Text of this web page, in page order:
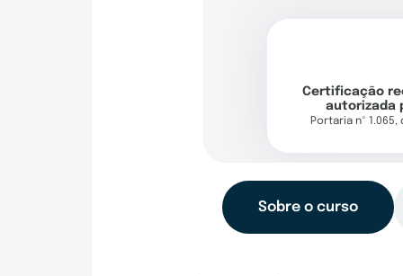
Certificação
autorizada
Portaria nº 1.065,
Sobre o curso